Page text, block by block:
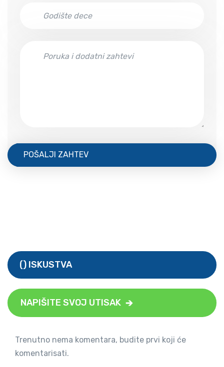
POŠALJI ZAHTEV
() ISKUSTVA
NAPIŠITE SVOJ UTISAK
Trenutno nema komentara, budite prvi koji će
komentarisati.